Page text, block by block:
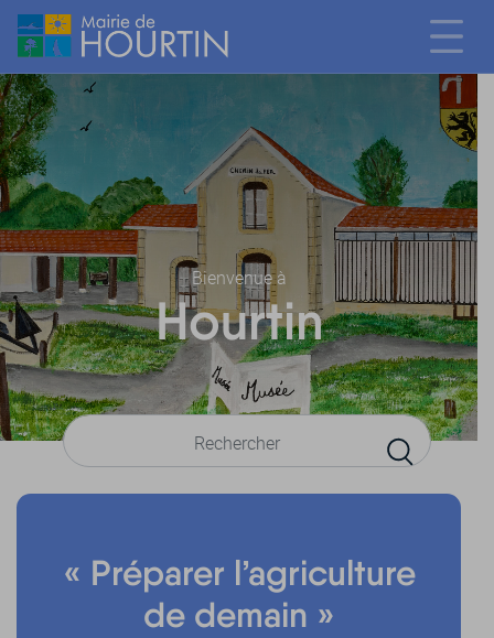
Bienvenue à
Hourtin
« Préparer l’agriculture
de demain »